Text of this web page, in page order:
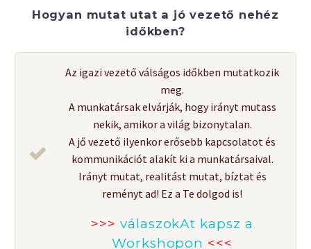
Hogyan mutat utat a jó vezető nehéz
időkben?
Az igazi vezető válságos időkben mutatkozik
meg.
A munkatársak elvárják, hogy irányt mutass
nekik, amikor a világ bizonytalan.
A jő vezető ilyenkor erősebb kapcsolatot és
kommunikációt alakít ki a munkatársaival.
Irányt mutat, realitást mutat, bíztat és
reményt ad! Ez a Te dolgod is!
>>> válaszokAt kapsz a
Workshopon <<<